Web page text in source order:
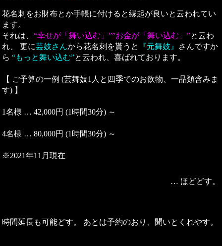
花名刺をお財布とか手帳に付けると縁起が良いと云われてい
ます。
それは、“幸せが「舞い込む」””お金が「舞い込む」”と云わ
れ、 更に芸妓さんから花名刺を貰うと 『元舞妓』 さんですか
ら“もっと舞い込む”と云われ、喜ばれております。
【 ご予算の一例 (芸舞妓1人と四季でのお飲物、一品類含みま
す) 】
1名様 … 42,000円 (1時間30分) ～
4名様 … 80,000円 (1時間30分) ～
※2021年11月現在
… ほどどす。
時間延長も可能どす。 あとは予約のおり、聞いとくれやす。